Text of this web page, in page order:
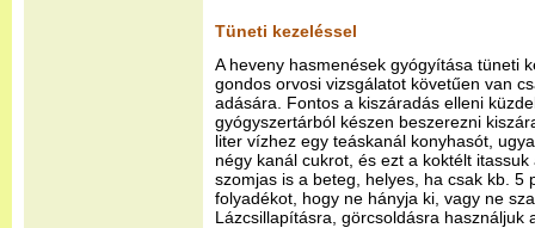
Tüneti kezeléssel
A heveny hasmenések gyógyítása tüneti
gondos orvosi vizsgálatot követűen van
adására. Fontos a kiszáradás elleni
gyógyszertárból készen beszerezni
liter vízhez egy teáskanál konyhasót,
négy kanál cukrot, és ezt a koktélt
szomjas is a beteg, helyes, ha csak kb. 5
folyadékot, hogy ne hányja ki, vagy ne
Lázcsillapításra, görcsoldásra használjuk